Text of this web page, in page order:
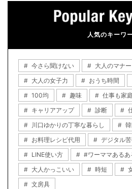
人気のキーワ
今さら聞けない 大人のマナー
大人の女子力
おうち時間
100均
趣味 仕事も家
キャリアアップ
診断
川口ゆかりの丁寧な暮らし
お料理レシピ代用
デジタル
LINE使い方
#ワーママあるあ
大人かっこいい
時短
文房具